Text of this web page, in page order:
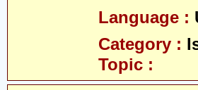
Language :
Category :
Topic :